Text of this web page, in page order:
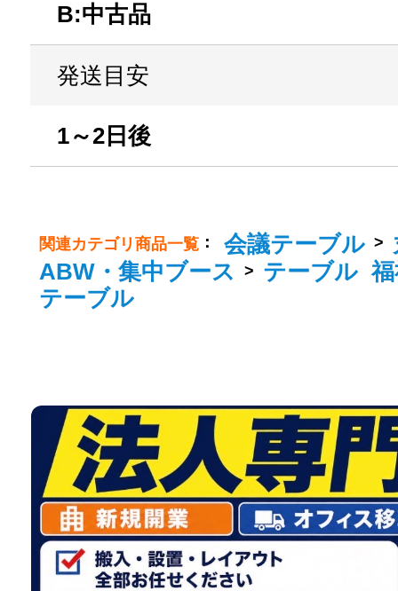
B:中古品
発送目安
1～2日後
関連カテゴリ商品一覧 ： 会議テーブル >
ABW・集中ブース
> テーブル
テーブル